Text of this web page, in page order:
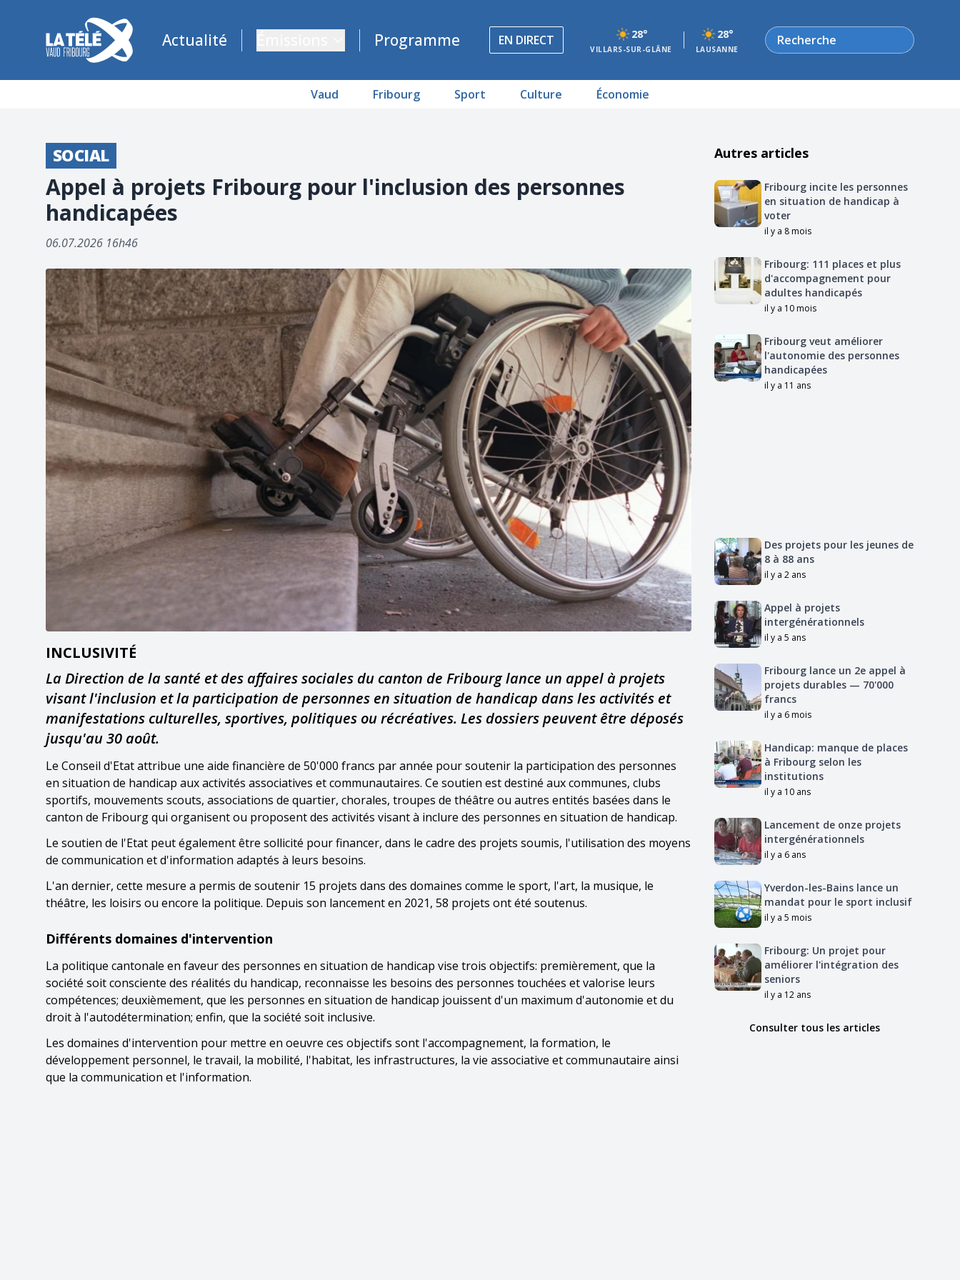
La Télé - Télévision régionale Vaud et Fribourg
Actualité Programme EN DIRECT 28°
VILLARS-SUR-GLÂNE
28°
LAUSANNE
Rechercher
Vaud Fribourg Sport Culture Économie
SOCIAL
Appel à projets Fribourg pour l'inclusion des personnes
handicapées
06.07.2026 16h46
INCLUSIVITÉ
La Direction de la santé et des affaires sociales du canton de Fribourg lance un appel à projets
visant l'inclusion et la participation de personnes en situation de handicap dans les activités et
manifestations culturelles, sportives, politiques ou récréatives. Les dossiers peuvent être déposés
jusqu'au 30 août.
Le Conseil d'Etat attribue une aide financière de 50'000 francs par année pour soutenir la participation des personnes
en situation de handicap aux activités associatives et communautaires. Ce soutien est destiné aux communes, clubs
sportifs, mouvements scouts, associations de quartier, chorales, troupes de théâtre ou autres entités basées dans le
canton de Fribourg qui organisent ou proposent des activités visant à inclure des personnes en situation de handicap.
Le soutien de l'Etat peut également être sollicité pour financer, dans le cadre des projets soumis, l'utilisation des moyens
de communication et d'information adaptés à leurs besoins.
L'an dernier, cette mesure a permis de soutenir 15 projets dans des domaines comme le sport, l'art, la musique, le
théâtre, les loisirs ou encore la politique. Depuis son lancement en 2021, 58 projets ont été soutenus.
Différents domaines d'intervention
La politique cantonale en faveur des personnes en situation de handicap vise trois objectifs: premièrement, que la
société soit consciente des réalités du handicap, reconnaisse les besoins des personnes touchées et valorise leurs
compétences; deuxièmement, que les personnes en situation de handicap jouissent d'un maximum d'autonomie et du
droit à l'autodétermination; enfin, que la société soit inclusive.
Les domaines d'intervention pour mettre en oeuvre ces objectifs sont l'accompagnement, la formation, le
développement personnel, le travail, la mobilité, l'habitat, les infrastructures, la vie associative et communautaire ainsi
que la communication et l'information.
Autres articles
Fribourg incite les personnes
en situation de handicap à
voter
il y a 8 mois
Fribourg: 111 places et plus
d'accompagnement pour
adultes handicapés
il y a 10 mois
Fribourg veut améliorer
l'autonomie des personnes
handicapées
il y a 11 ans
Des projets pour les jeunes de
8 à 88 ans
il y a 2 ans
Appel à projets
intergénérationnels
il y a 5 ans
Fribourg lance un 2e appel à
projets durables — 70'000
francs
il y a 6 mois
Handicap: manque de places
à Fribourg selon les
institutions
il y a 10 ans
Lancement de onze projets
intergénérationnels
il y a 6 ans
Yverdon-les-Bains lance un
mandat pour le sport inclusif
il y a 5 mois
Fribourg: Un projet pour
améliorer l'intégration des
seniors
il y a 12 ans
Consulter tous les articles